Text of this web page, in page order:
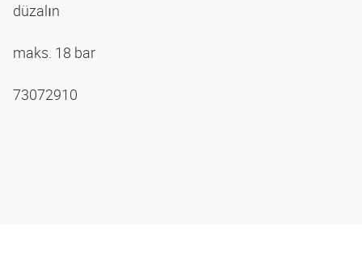
düzalın
maks. 18 bar
73072910